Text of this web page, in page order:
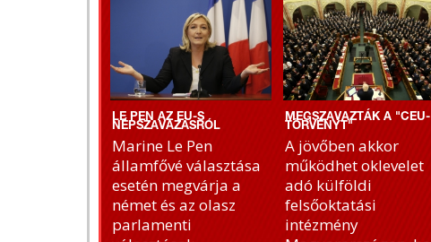
LE PEN AZ EU-S
NÉPSZAVAZÁSRÓL
Marine Le Pen
államfővé választása
esetén megvárja a
német és az olasz
parlamenti
MEGSZAVAZTÁK A "CEU-
TÖRVÉNYT"
A jövőben akkor
működhet oklevelet
adó külföldi
felsőoktatási
intézmény